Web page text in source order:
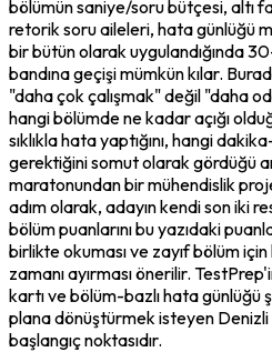
bölümün saniye/soru bütçesi, altı
retorik soru aileleri, hata günlüğü
bir bütün olarak uygulandığında
bandına geçişi mümkün kılar.
"daha çok çalışmak" değil "daha
hangi bölümde ne kadar açığı
sıklıkla hata yaptığını, hangi
gerektiğini somut olarak gördüğü
maratonundan bir mühendislik
adım olarak, adayın kendi son iki
bölüm puanlarını bu yazıdaki
birlikte okuması ve zayıf bölüm
zamanı ayırması önerilir.
kartı ve bölüm-bazlı hata günlüğü
plana dönüştürmek isteyen Denizli
başlangıç noktasıdır.